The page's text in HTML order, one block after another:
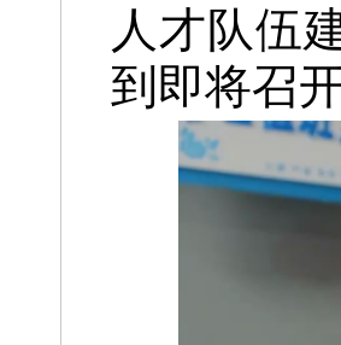
人才队伍
到即将召